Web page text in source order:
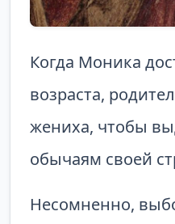
Когда Моника
возраста,
жениха, чтобы
обычаям своей
Несомненно,